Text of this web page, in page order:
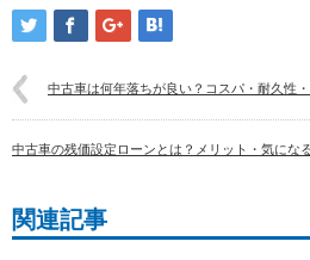
中古車は何年落ちが良い？コスパ・耐久性
中古車の残価設定ローンとは？メリット・気にな
関連記事